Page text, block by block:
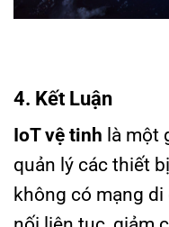
4. Kết Luận
IoT vệ tinh là một
quản lý các thiết
không có mạng